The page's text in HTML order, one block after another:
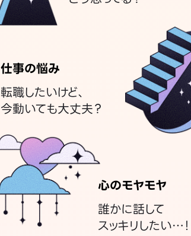
仕事の悩み
転職したいけど、
今動いても大丈夫？
心のモヤモヤ
誰かに話して
スッキリしたい…！